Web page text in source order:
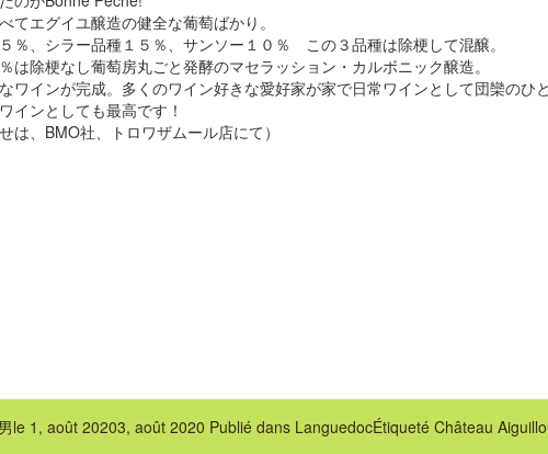
てエグイユ醸造の健全な葡萄ばかり。
％、シラー品種１５％、サンソー１０％ この３品種は除梗して混醸。
は除梗なし葡萄房丸ごと発酵のマセラッション・カルボニック醸造。
ワインが完成。多くのワイン好きな愛好家が家で日常ワインとして団欒のひ
インとしても最高です！
は、BMO社、トロワザムール店にて）
le 1, août 20203, août 2020 Publié dans LanguedocÉtiqueté Château